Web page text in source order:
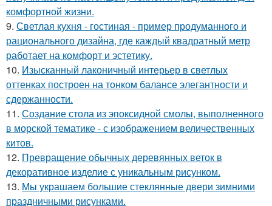
комфортной жизни.
9. Светлая кухня - гостиная - пример продуманного и
рационального дизайна, где каждый квадратный метр
работает на комфорт и эстетику.
10. Изысканный лаконичный интерьер в светлых
оттенках построен на тонком балансе элегантности и
сдержанности.
11. Создание стола из эпоксидной смолы, выполненного
в морской тематике - с изображением величественных
китов.
12. Превращение обычных деревянных веток в
декоративное изделие с уникальным рисунком.
13. Мы украшаем большие стеклянные двери зимними
праздничными рисунками.